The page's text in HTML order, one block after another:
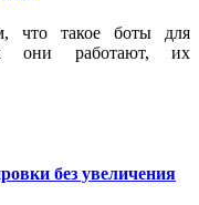
что такое боты для
они работают, их
без увеличения